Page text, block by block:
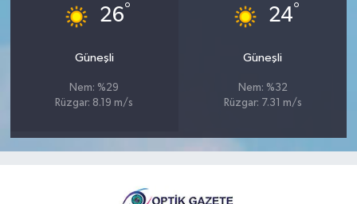
26°
Güneşli
Nem: %29
Rüzgar: 8.19 m/s
24°
Güneşli
Nem: %32
Rüzgar: 7.31 m/s